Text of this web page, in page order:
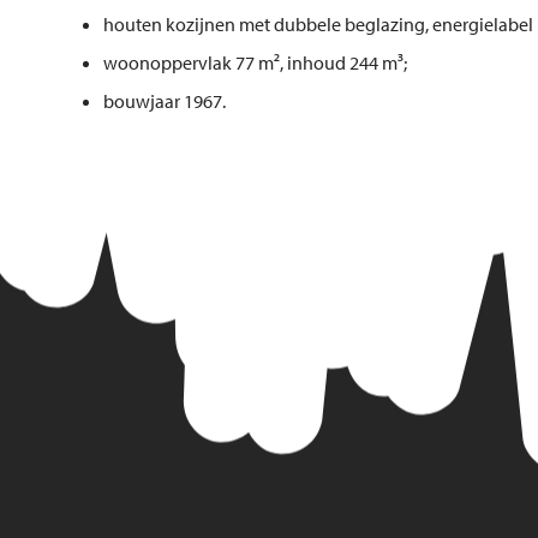
houten kozijnen met dubbele beglazing, energielabel
woonoppervlak 77 m², inhoud 244 m³;
bouwjaar 1967.